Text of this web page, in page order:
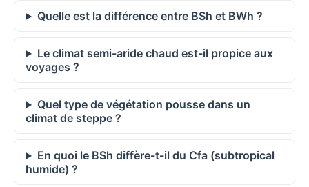
Quelle est la différence entre BSh et BWh ?
Le climat semi-aride chaud est-il propice aux
voyages ?
Quel type de végétation pousse dans un
climat de steppe ?
En quoi le BSh diffère-t-il du Cfa (subtropical
humide) ?